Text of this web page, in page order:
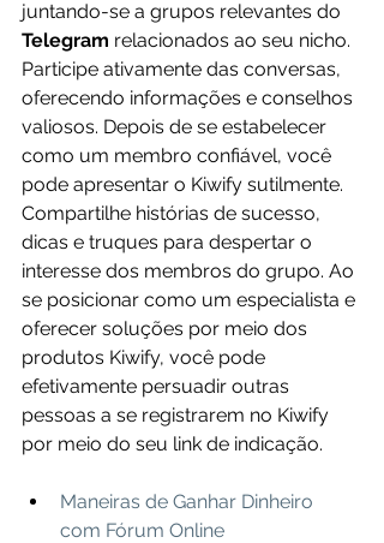
juntando-se a grupos relevantes do
Telegram relacionados ao seu nicho.
Participe ativamente das conversas,
oferecendo informações e conselhos
valiosos. Depois de se estabelecer
como um membro confiável, você
pode apresentar o Kiwify sutilmente.
Compartilhe histórias de sucesso,
dicas e truques para despertar o
interesse dos membros do grupo. Ao
se posicionar como um especialista e
oferecer soluções por meio dos
produtos Kiwify, você pode
efetivamente persuadir outras
pessoas a se registrarem no Kiwify
por meio do seu link de indicação.
Maneiras de Ganhar Dinheiro
com Fórum Online